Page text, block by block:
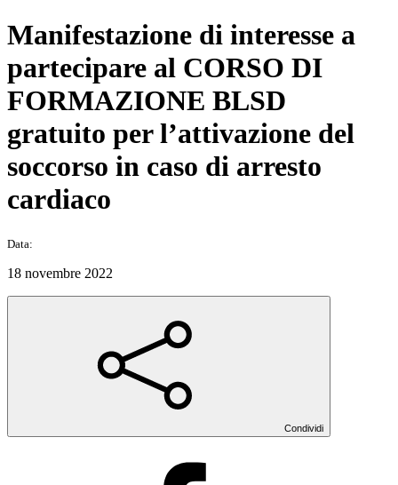
Manifestazione di interesse a
partecipare al CORSO DI
FORMAZIONE BLSD
gratuito per l’attivazione del
soccorso in caso di arresto
cardiaco
Data:
18 novembre 2022
Condividi